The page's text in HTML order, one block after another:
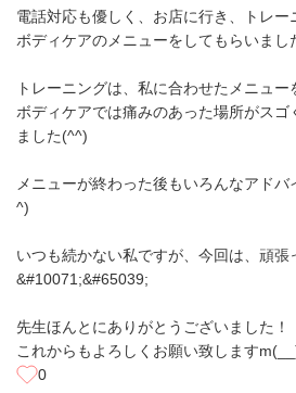
電話対応も優しく、お店に行き、トレー
ボディケアのメニューをしてもらいまし
トレーニングは、私に合わせたメニュー
ボディケアでは痛みのあった場所がスゴ
ました(^^)
メニューが終わった後もいろんなアド
^)
いつも続かない私ですが、今回は、頑張
&#10071;&#65039;
先生ほんとにありがとうございました！
これからもよろしくお願い致します
0